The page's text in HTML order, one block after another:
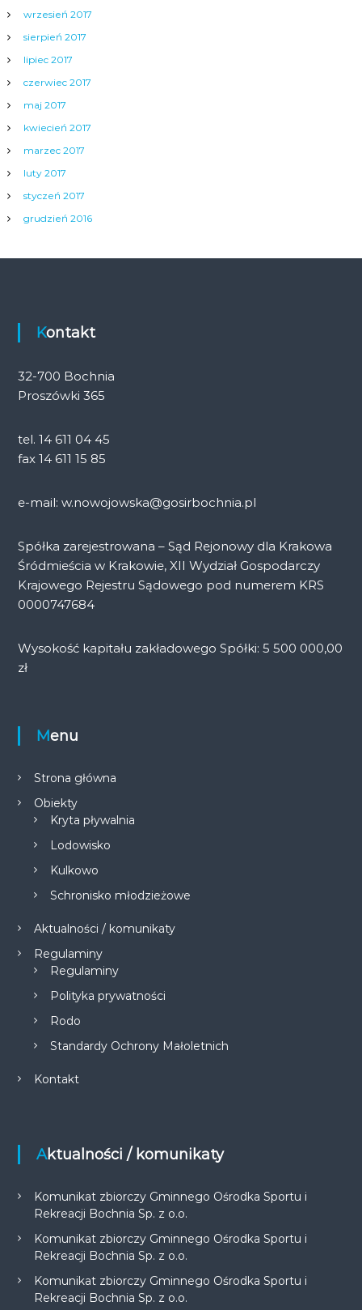
wrzesień 2017
sierpień 2017
lipiec 2017
czerwiec 2017
maj 2017
kwiecień 2017
marzec 2017
luty 2017
styczeń 2017
grudzień 2016
Kontakt
32-700 Bochnia
Proszówki 365
tel. 14 611 04 45
fax 14 611 15 85
e-mail: w.nowojowska@gosirbochnia.pl
Spółka zarejestrowana – Sąd Rejonowy dla Krakowa
Śródmieścia w Krakowie, XII Wydział Gospodarczy
Krajowego Rejestru Sądowego pod numerem KRS
0000747684
Wysokość kapitału zakładowego Spółki: 5 500 000,00
zł
Menu
Strona główna
Obiekty
Kryta pływalnia
Lodowisko
Kulkowo
Schronisko młodzieżowe
Aktualności / komunikaty
Regulaminy
Regulaminy
Polityka prywatności
Rodo
Standardy Ochrony Małoletnich
Kontakt
Aktualności / komunikaty
Komunikat zbiorczy Gminnego Ośrodka Sportu i
Rekreacji Bochnia Sp. z o.o.
Komunikat zbiorczy Gminnego Ośrodka Sportu i
Rekreacji Bochnia Sp. z o.o.
Komunikat zbiorczy Gminnego Ośrodka Sportu i
Rekreacji Bochnia Sp. z o.o.